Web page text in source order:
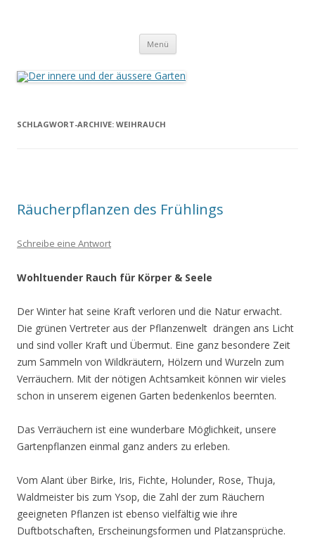
Menü Zum
springen
SCHLAGWORT-ARCHIVE: WEIHRAUCH
Räucherpflanzen des Frühlings
Schreibe eine Antwort
Wohltuender Rauch für Körper & Seele
Der Winter hat seine Kraft verloren und die Natur erwacht.
Die grünen Vertreter aus der Pflanzenwelt drängen ans Licht
und sind voller Kraft und Übermut. Eine ganz besondere Zeit
zum Sammeln von Wildkräutern, Hölzern und Wurzeln zum
Verräuchern. Mit der nötigen Achtsamkeit können wir vieles
schon in unserem eigenen Garten bedenkenlos beernten.
Das Verräuchern ist eine wunderbare Möglichkeit, unsere
Gartenpflanzen einmal ganz anders zu erleben.
Vom Alant über Birke, Iris, Fichte, Holunder, Rose, Thuja,
Waldmeister bis zum Ysop, die Zahl der zum Räuchern
geeigneten Pflanzen ist ebenso vielfältig wie ihre
Duftbotschaften, Erscheinungsformen und Platzansprüche.